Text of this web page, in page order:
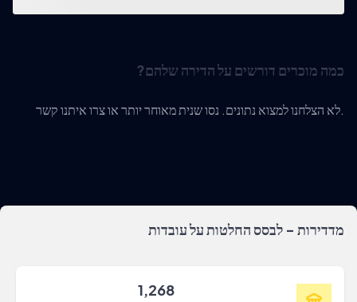
כמה מוכרים דורשים על הדירה שלהם?
לא הצלחנו למצוא נתונים. נסו שנית מאוחר יותר או צרו איתנו קשר.
מדדירות - לבסס החלטות על עובדות
1,268